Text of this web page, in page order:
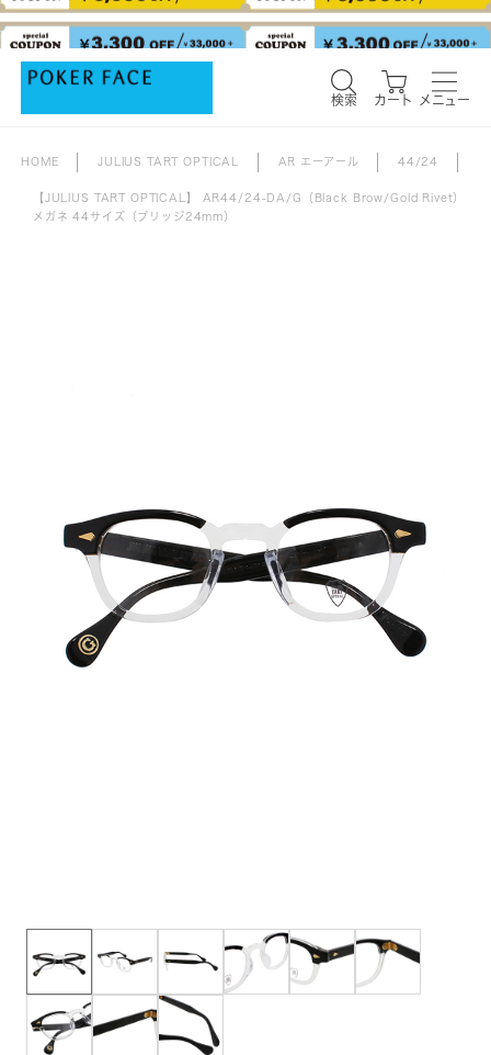
検索 カート メニュー
検索 カート メニュー
HOME JULIUS TART OPTICAL AR エーアール 44/24
【JULIUS TART OPTICAL】 AR44/24-DA/G（Black Brow/Gold Rivet）
メガネ 44サイズ（ブリッジ24mm）